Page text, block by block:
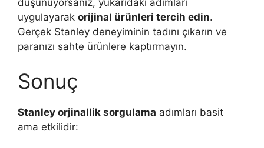
uygulayarak orijinal ürünleri tercih edin.
Gerçek Stanley deneyiminin tadını çıkarın ve
paranızı sahte ürünlere kaptırmayın.
Sonuç
Stanley orjinallik sorgulama adımları basit
ama etkilidir: